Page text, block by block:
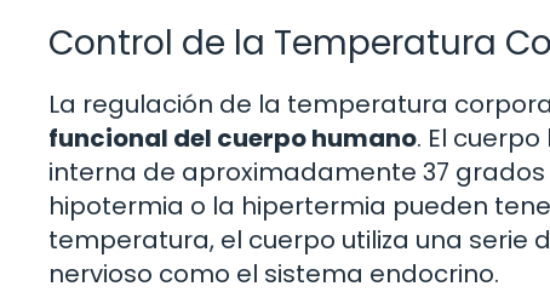
Control de la Temperatura
La regulación de la temperatura
funcional del cuerpo humano. El
interna de aproximadamente 37
hipotermia o la hipertermia pueden
temperatura, el cuerpo utiliza una serie
nervioso como el sistema endocrino.